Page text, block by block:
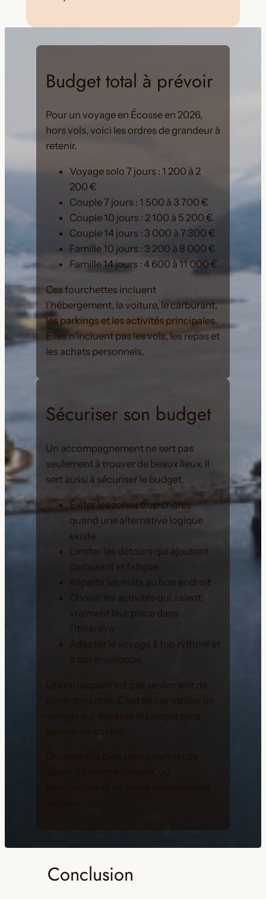
Budget total à prévoir
Pour un voyage en Écosse en 2026,
hors vols, voici les ordres de grandeur à
retenir.
Voyage solo 7 jours : 1 200 à 2
200 €
Couple 7 jours : 1 500 à 3 700 €
Couple 10 jours : 2 100 à 5 200 €
Couple 14 jours : 3 000 à 7 300 €
Famille 10 jours : 3 200 à 8 000 €
Famille 14 jours : 4 600 à 11 000 €
Ces fourchettes incluent
l’hébergement, la voiture, le carburant,
les parkings et les activités principales.
Elles n’incluent pas les vols, les repas et
les achats personnels.
Sécuriser son budget
Un accompagnement ne sert pas
seulement à trouver de beaux lieux. Il
sert aussi à sécuriser le budget.
Éviter les zones trop chères
quand une alternative logique
existe
Limiter les détours qui ajoutent
carburant et fatigue
Répartir les nuits au bon endroit
Choisir les activités qui valent
vraiment leur place dans
l’itinéraire
Adapter le voyage à ton rythme et
à ton enveloppe
Le vrai risque n’est pas seulement de
payer trop cher. C’est de construire un
voyage qui dépasse le budget sans
gagner en qualité.
Un itinéraire bien pensé permet de
Conclusion